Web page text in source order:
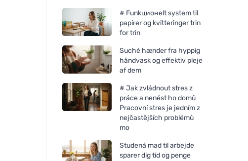
# Funkционelt system til
papirer og kvitteringer trin
for trin
Suché hænder fra hyppig
håndvask og effektiv pleje
af dem
# Jak zvládnout stres z
práce a nenést ho domů
Pracovní stres je jedním z
nejčastějších problémů
mo
Studená mad til arbejde
sparer dig tid og penge